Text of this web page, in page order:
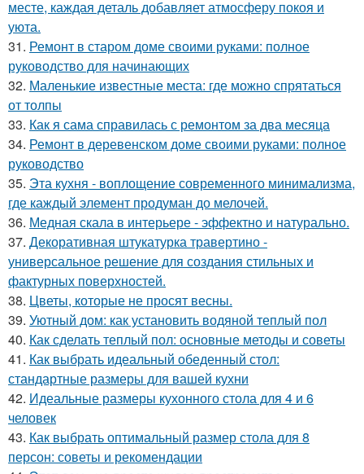
месте, каждая деталь добавляет атмосферу покоя и
уюта.
31. Ремонт в старом доме своими руками: полное
руководство для начинающих
32. Маленькие известные места: где можно спрятаться
от толпы
33. Как я сама справилась с ремонтом за два месяца
34. Ремонт в деревенском доме своими руками: полное
руководство
35. Эта кухня - воплощение современного минимализма,
где каждый элемент продуман до мелочей.
36. Медная скала в интерьере - эффектно и натурально.
37. Декоративная штукатурка травертино -
универсальное решение для создания стильных и
фактурных поверхностей.
38. Цветы, которые не просят весны.
39. Уютный дом: как установить водяной теплый пол
40. Как сделать теплый пол: основные методы и советы
41. Как выбрать идеальный обеденный стол:
стандартные размеры для вашей кухни
42. Идеальные размеры кухонного стола для 4 и 6
человек
43. Как выбрать оптимальный размер стола для 8
персон: советы и рекомендации